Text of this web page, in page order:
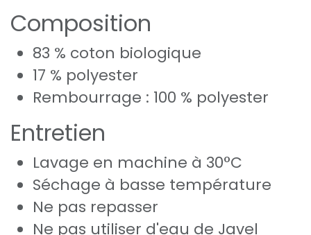
Composition
83 % coton biologique
17 % polyester
Rembourrage : 100 % polyester
Entretien
Lavage en machine à 30°C
Séchage à basse température
Ne pas repasser
Ne pas utiliser d'eau de Javel